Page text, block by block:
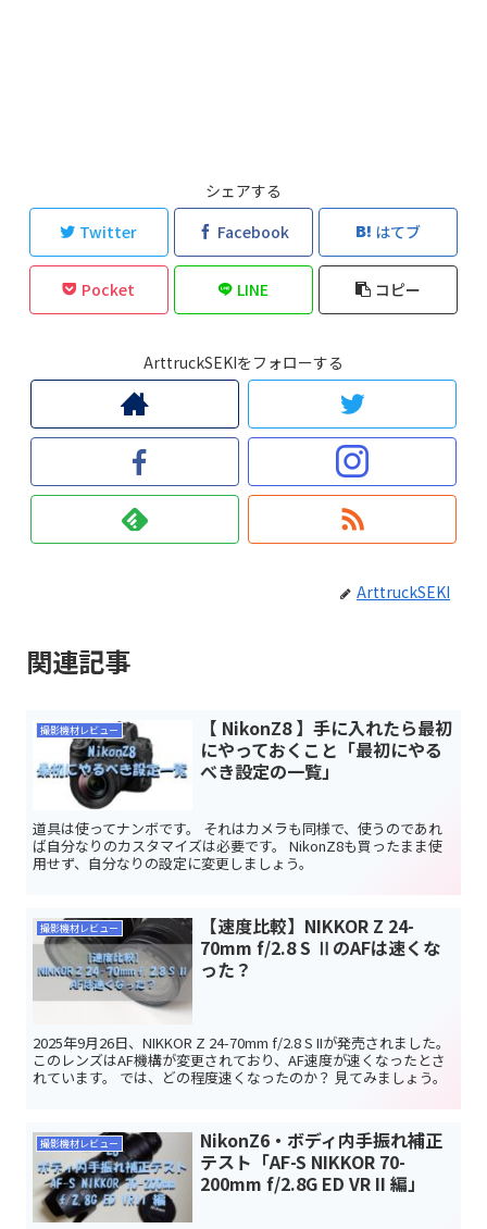
シェアする
Twitter
Facebook はてブ
Pocket LINE コピー
ArttruckSEKIをフォローする
ArttruckSEKI
関連記事
撮影機材レビュー
【 NikonZ8 】手に入れたら最初
にやっておくこと「最初にやる
べき設定の一覧」
道具は使ってナンボです。 それはカメラも同様で、使うのであれ
ば自分なりのカスタマイズは必要です。 NikonZ8も買ったまま使
用せず、自分なりの設定に変更しましょう。
撮影機材レビュー
【速度比較】NIKKOR Z 24-
70mm f/2.8 S ⅡのAFは速くな
った？
2025年9月26日、NIKKOR Z 24-70mm f/2.8 S IIが発売されました。
このレンズはAF機構が変更されており、AF速度が速くなったとさ
れています。 では、どの程度速くなったのか？ 見てみましょう。
撮影機材レビュー
NikonZ6・ボディ内手振れ補正
テスト「AF-S NIKKOR 70-
200mm f/2.8G ED VR II 編」